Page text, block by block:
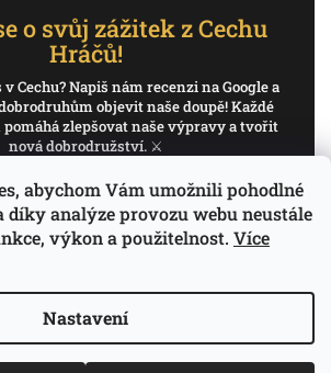
abychom Vám umožnili pohodlné
díky analýze provozu webu neustále
výkon a použitelnost. Více
Nastavení
o svůj zážitek z Cechu
Hráčů!
Cechu? Napiš nám recenzi na Google a
objevit naše doupě! Každé
zlepšovat naše výpravy a tvořit
nová dobrodružství. ⚔️
Napiš recenzi na Google
že pomáháš psát příběh Cechu Hráčů.